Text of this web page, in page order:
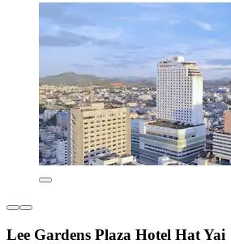
Lee Gardens Plaza Hotel Hat Yai